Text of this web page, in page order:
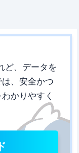
ど、データを
、安全かつ
かりやすく